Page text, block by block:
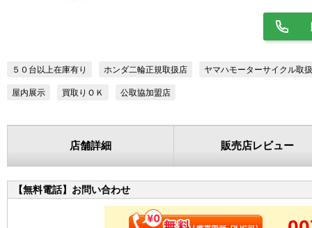
５０台以上在庫有り ホンダ二輪正規取扱店 ヤマハモーターサイクル取
屋内展示 買取りＯＫ 公取協加盟店
店舗詳細 販売店レビュー
【無料電話】お問い合わせ